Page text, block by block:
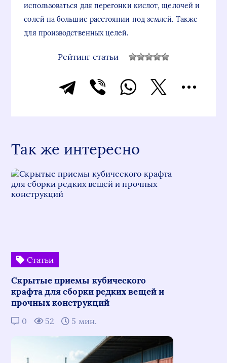
использоваться для перегонки кислот, щелочей и
солей на большие расстоянии под землей. Также
для производственных целей.
Рейтинг статьи
Так же интересно
Статьи
Скрытые приемы кубического
крафта для сборки редких вещей и
прочных конструкций
0 52 5 мин.